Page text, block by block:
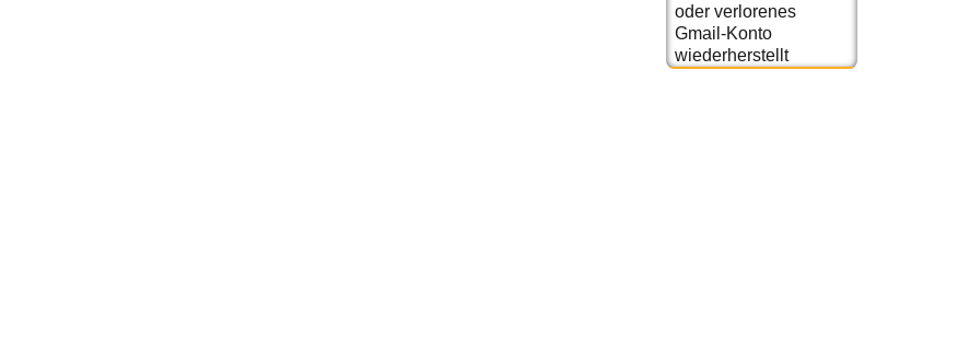
oder verlorenes
Gmail-Konto
wiederherstellt